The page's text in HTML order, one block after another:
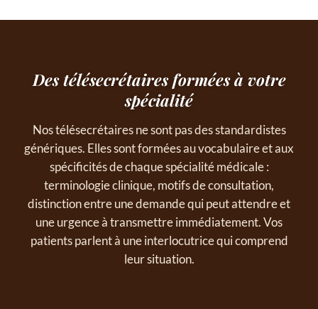
Des télésecrétaires formées à votre
spécialité
Nos télésecrétaires ne sont pas des standardistes
génériques. Elles sont formées au vocabulaire et aux
spécificités de chaque spécialité médicale :
terminologie clinique, motifs de consultation,
distinction entre une demande qui peut attendre et
une urgence à transmettre immédiatement. Vos
patients parlent à une interlocutrice qui comprend
leur situation.